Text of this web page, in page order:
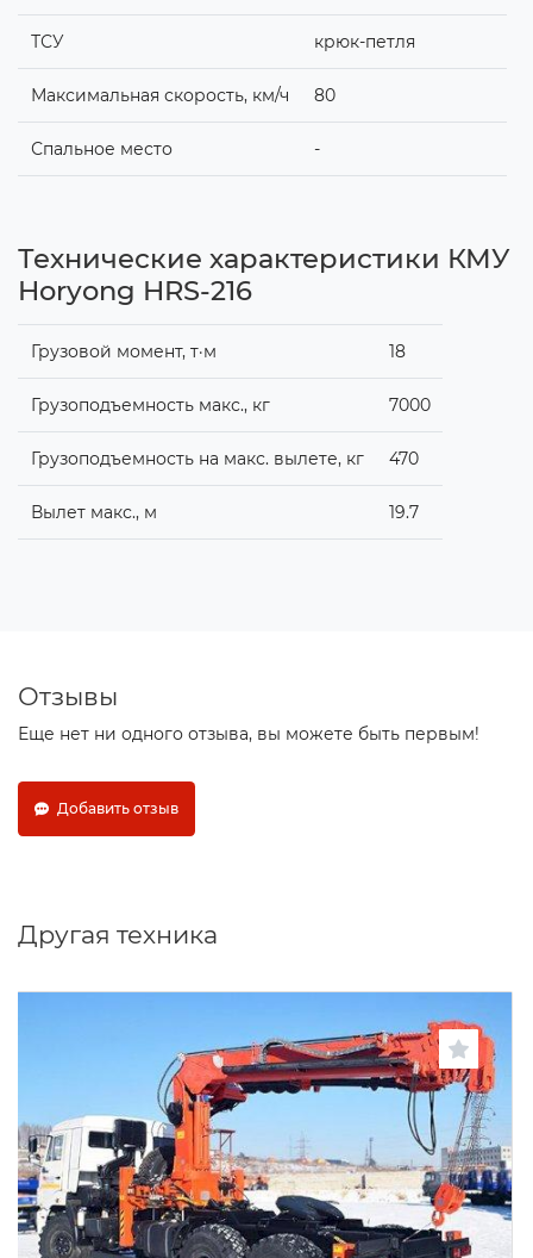
ТСУ крюк-петля
Максимальная скорость, км/ч 80
Спальное место -
Технические характеристики КМУ
Horyong HRS-216
Грузовой момент, т·м 18
Грузоподъемность макс., кг 7000
Грузоподъемность на макс. вылете, кг 470
Вылет макс., м 19.7
Отзывы
Еще нет ни одного отзыва, вы можете быть первым!
Добавить отзыв
Другая техника